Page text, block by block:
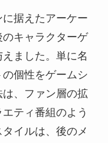
据えたアーケー
のキャラクターゲ
ました。単に名
個性をゲームシ
、ファン層の拡
ティ番組のよう
イルは、後のメ